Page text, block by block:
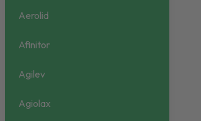
Aerolid
Afinitor
Agilev
Agiolax